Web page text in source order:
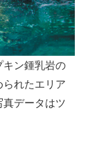
キン鍾乳岩の
れたエリア
データはツ